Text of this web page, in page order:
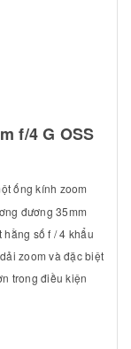
f/4 G OSS
ống kính zoom
đương 35mm
số f / 4 khẩu
zoom và đặc biệt
trong điều kiện